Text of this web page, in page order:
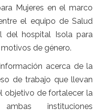
Mujeres en el marco
el equipo de Salud
del hospital Isola para
de género.
acerca de la
de trabajo que llevan
objetivo de fortalecer la
instituciones